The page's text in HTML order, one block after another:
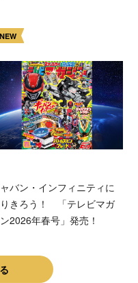
NEW
バン・インフィニティに
きろう！ 「テレビマガ
2026年春号」発売！